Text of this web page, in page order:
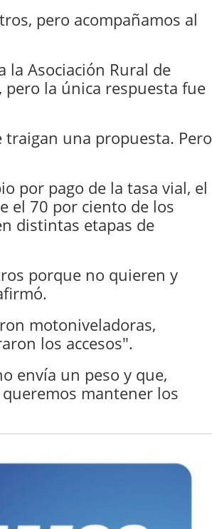
pero acompañamos al
la Asociación Rural de
la única respuesta fue
una propuesta. Pero
por pago de la tasa vial, el
el 70 por ciento de los
distintas etapas de
porque no quieren y
motoniveladoras,
los accesos".
envía un peso y que,
mantener los